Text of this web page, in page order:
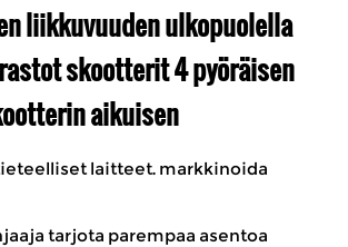
liikkuvuuden ulkopuolella
skootterit 4 pyöräisen
aikuisen
laitteet. markkinoida
tarjota parempaa asentoa